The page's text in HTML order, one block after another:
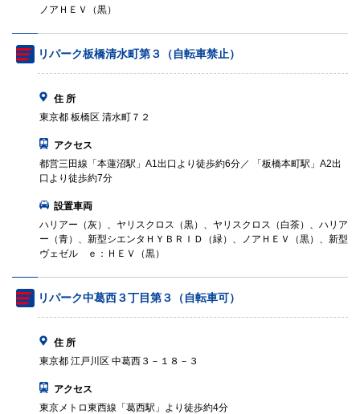
ノアＨＥＶ（黒）
リパーク板橋清水町第３（自転車禁止）
住 所
東京都 板橋区 清水町７２
アクセス
都営三田線「本蓮沼駅」A1出口より徒歩約6分／ 「板橋本町駅」A2出
口より徒歩約7分
設置車両
ハリアー（灰）、ヤリスクロス（黒）、ヤリスクロス（白茶）、ハリア
ー（青）、新型シエンタＨＹＢＲＩＤ（緑）、ノアＨＥＶ（黒）、新型
ヴェゼル ｅ：ＨＥＶ（黒）
リパーク中葛西３丁目第３（自転車可）
住 所
東京都 江戸川区 中葛西３－１８－３
アクセス
東京メトロ東西線「葛西駅」より徒歩約4分